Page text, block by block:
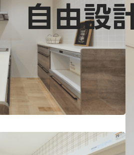
自由設